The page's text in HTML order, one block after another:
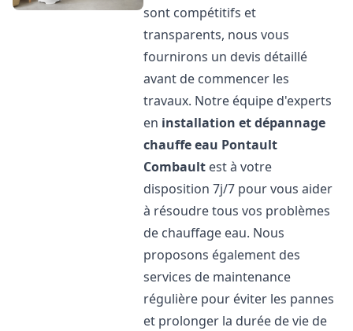
sont compétitifs et
transparents, nous vous
fournirons un devis détaillé
avant de commencer les
travaux. Notre équipe d'experts
en installation et dépannage
chauffe eau Pontault
Combault est à votre
disposition 7j/7 pour vous aider
à résoudre tous vos problèmes
de chauffage eau. Nous
proposons également des
services de maintenance
régulière pour éviter les pannes
et prolonger la durée de vie de